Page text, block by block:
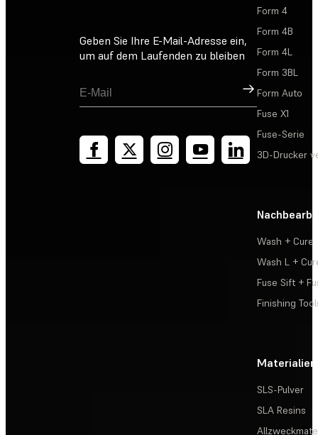
Geben Sie Ihre E-Mail-Adresse ein,
um auf dem Laufenden zu bleiben
Registrieren
Form 4
Form 4B
Form 4L
Form 3BL
Form Auto
Fuse X1
Fuse-Serie
3D-Drucker
Wash + Cure
Wash L +
Fuse Sift +
Finishing
Materialien
SLS-Pulver
SLA Resins